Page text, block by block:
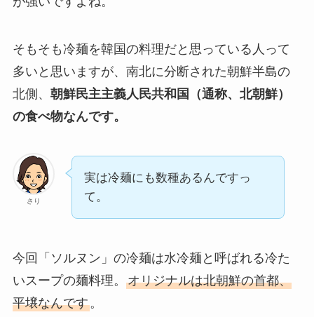
そもそも冷麺を韓国の料理だと思っている人って
多いと思いますが、南北に分断された朝鮮半島の
北側、 朝鮮民主主義人民共和国（通称、北朝鮮）
の食べ物なんです。
さり
実は冷麺にも数種あるんですっ
て。
今回「ソルヌン」の冷麺は水冷麺と呼ばれる冷た
いスープの麺料理。 オリジナルは北朝鮮の首都、
平壌なんです。